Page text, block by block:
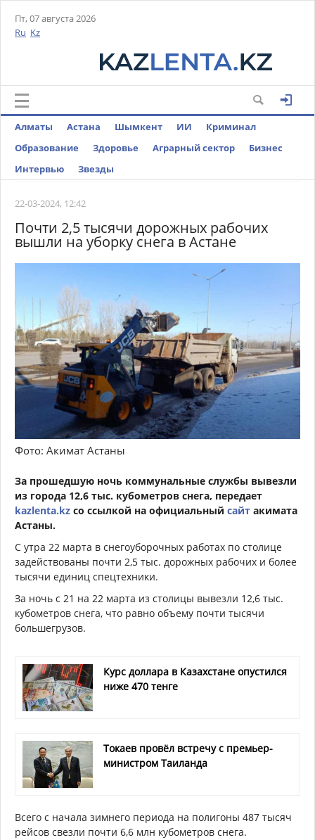
Пт, 07 августа 2026
Ru Kz
Алматы Астана Шымкент ИИ
Криминал
Образование
Здоровье Аграрный сектор
Бизнес
Интервью
Звезды
22-03-2024, 12:42
Почти 2,5 тысячи дорожных рабочих
вышли на уборку снега в Астане
Фото: Акимат Астаны
За прошедшую ночь коммунальные службы вывезли
из города 12,6 тыс. кубометров снега, передает
kazlenta.kz со ссылкой на официальный сайт акимата
Астаны.
С утра 22 марта в снегоуборочных работах по столице
задействованы почти 2,5 тыс. дорожных рабочих и более
тысячи единиц спецтехники.
За ночь с 21 на 22 марта из столицы вывезли 12,6 тыс.
кубометров снега, что равно объему почти тысячи
большегрузов.
Курс доллара в Казахстане опустился
ниже 470 тенге
Токаев провёл встречу с премьер-
министром Таиланда
Всего с начала зимнего периода на полигоны 487 тысяч
рейсов свезли почти 6,6 млн кубометров снега.